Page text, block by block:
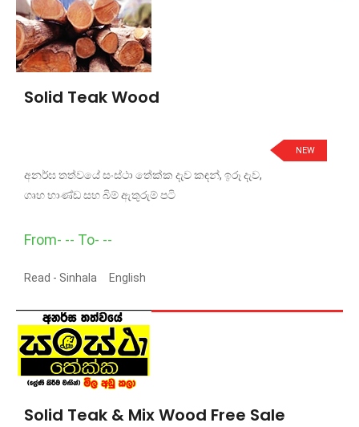
Solid Teak Wood
NEW
අනර්ඝ තත්වයේ සංස්ථා තේක්ක දැව කඳන්, ඉරූ දැව,
ගෘහ භාණ්ඩ සහ බිම් ඇතුරුම් පටි
From- -- To- --
Read - Sinhala English
Solid Teak & Mix Wood Free Sale